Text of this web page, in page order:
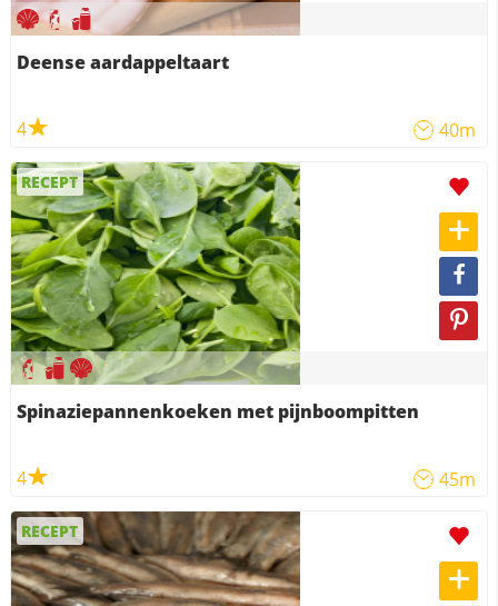
Deense aardappeltaart
4 40m
RECEPT
Spinaziepannenkoeken met pijnboompitten
4 45m
RECEPT